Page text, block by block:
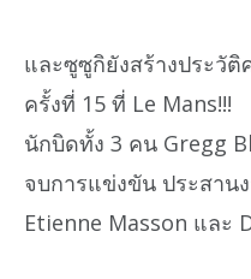
และซูซูกิยังสร้างประวั
ครั้งที่ 15 ที่ Le Mans!!!
นักบิดทั้ง 3 คน Gregg
จบการแข่งขัน ประสา
Etienne Masson และ